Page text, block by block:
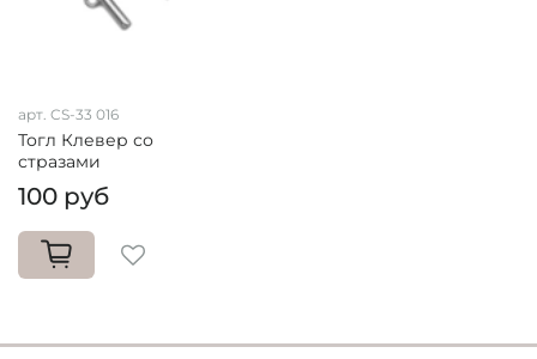
арт. CS-33 016
Тогл Клевер со
стразами
100 руб